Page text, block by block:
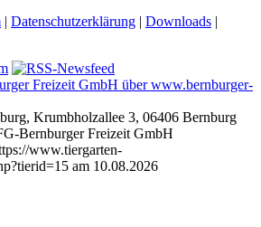
| Datenschutzerklärung | Downloads |
Krumbholzallee 3, 06406 Bernburg
Bernburger Freizeit GmbH
www.tiergarten-
am 10.08.2026